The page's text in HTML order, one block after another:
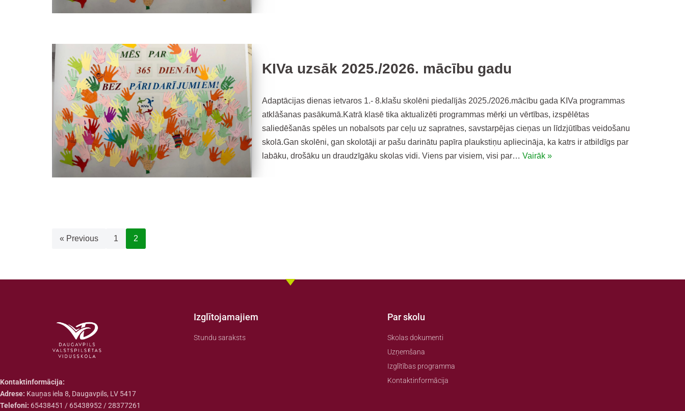
KIVa uzsāk 2025./2026. mācību gadu
Adaptācijas dienas ietvaros 1.- 8.klašu skolēni piedalījās 2025./2026.mācību gada KIVa programmas
atklāšanas pasākumā.Katrā klasē tika aktualizēti programmas mērķi un vērtības, izspēlētas
saliedēšanās spēles un nobalsots par ceļu uz sapratnes, savstarpējas cieņas un līdzjūtības veidošanu
skolā.Gan skolēni, gan skolotāji ar pašu darinātu papīra plaukstiņu apliecināja, ka katrs ir atbildīgs par
labāku, drošāku un draudzīgāku skolas vidi. Viens par visiem, visi par… Vairāk »
« Previous 1 2
Kontaktinformācija:
Adrese: Kauņas iela 8, Daugavpils, LV 5417
Telefoni: 65438451 / 65438952 / 28377261
Izglītojamajiem
Stundu saraksts
Par skolu
Skolas dokumenti
Uzņemšana
Izglītības programma
Kontaktinformācija